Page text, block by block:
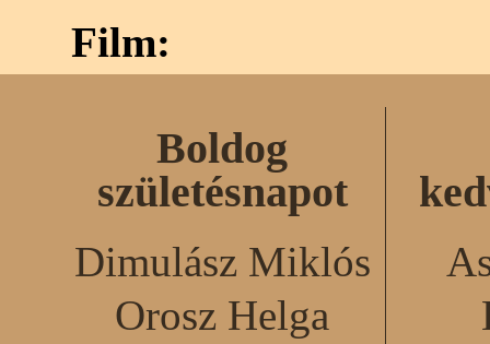
Film:
Boldog
születésnapot
Dimulász Miklós
Orosz Helga